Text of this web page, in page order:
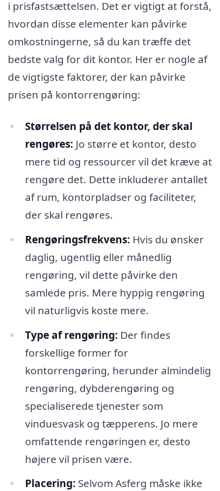
i prisfastsættelsen. Det er vigtigt at forstå,
hvordan disse elementer kan påvirke
omkostningerne, så du kan træffe det
bedste valg for dit kontor. Her er nogle af
de vigtigste faktorer, der kan påvirke
prisen på kontorrengøring:
Størrelsen på det kontor, der skal
rengøres: Jo større et kontor, desto
mere tid og ressourcer vil det kræve at
rengøre det. Dette inkluderer antallet
af rum, kontorpladser og faciliteter,
der skal rengøres.
Rengøringsfrekvens: Hvis du ønsker
daglig, ugentlig eller månedlig
rengøring, vil dette påvirke den
samlede pris. Mere hyppig rengøring
vil naturligvis koste mere.
Type af rengøring: Der findes
forskellige former for
kontorrengøring, herunder almindelig
rengøring, dybderengøring og
specialiserede tjenester som
vinduesvask og tæpperens. Jo mere
omfattende rengøringen er, desto
højere vil prisen være.
Placering: Selvom Asferg måske ikke